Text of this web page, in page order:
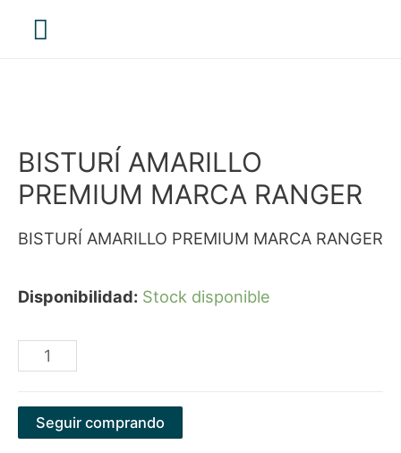
Menú
BISTURÍ AMARILLO
PREMIUM MARCA RANGER
BISTURÍ AMARILLO PREMIUM MARCA RANGER
Disponibilidad: Stock disponible
BISTURÍ
PREMIUM
MARCA
Seguir comprando